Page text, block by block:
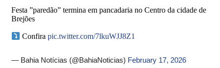
Festa ”paredão” termina em pancadaria no Centro da cidade de
Brejões
Confirapic.twitter.com/7lkuWJJ8Z1
— Bahia Notícias (@BahiaNoticias) February 17, 2026